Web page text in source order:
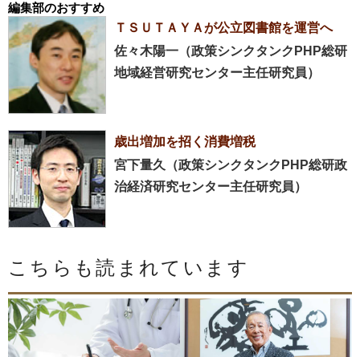
編集部のおすすめ
ＴＳＵＴＡＹＡが公立図書館を運営へ
佐々木陽一（政策シンクタンクPHP総研
地域経営研究センター主任研究員）
歳出増加を招く消費増税
宮下量久（政策シンクタンクPHP総研政
治経済研究センター主任研究員）
こちらも読まれています